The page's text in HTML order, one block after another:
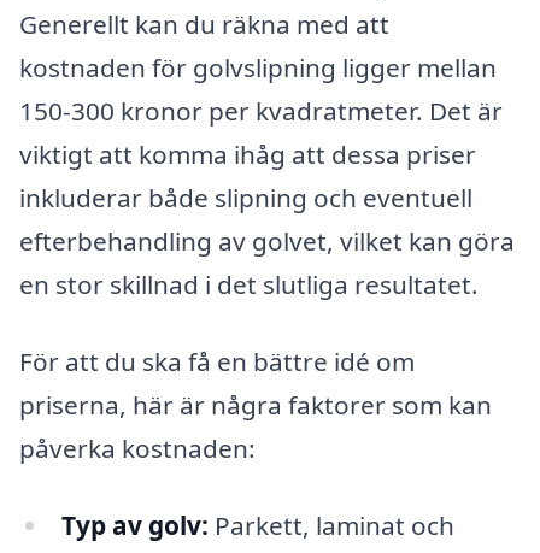
Generellt kan du räkna med att
kostnaden för golvslipning ligger mellan
150-300 kronor per kvadratmeter. Det är
viktigt att komma ihåg att dessa priser
inkluderar både slipning och eventuell
efterbehandling av golvet, vilket kan göra
en stor skillnad i det slutliga resultatet.
För att du ska få en bättre idé om
priserna, här är några faktorer som kan
påverka kostnaden:
Typ av golv: Parkett, laminat och